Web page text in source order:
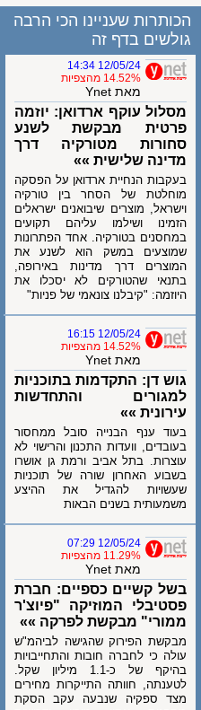
הכותרות שעניינו הכי הרבה
גולשים בדף זה
12/05/24 14:34
14.52% מהצפיות
מאת Ynet
מסלול עוקף ארדואן: יוזמה
פרטית מבקשת לשנע
סחורות מטורקיה דרך
מדינה שלישית »»
בעקבות הנחיית ארדואן על הפסקה
מוחלטת של הסחר בין טורקיה
וישראל, מוצרים שיבואנים ישראלים
הזמינו ושילמו עליהם תקועים
במחסנים בטורקיה. אחד הפתרונות
שמוצעים במשק הוא לשנע את
המוצרים דרך מדינות באירופה,
בתנאי שהטורקים לא יסכלו את
היוזמה: "קיבלנו צונאמי של פניות"
12/05/24 16:15
14.52% מהצפיות
מאת Ynet
גוש דן: התקדמות בתוכניות
למגורים והתחדשות
עירונית »»
בעוד ענף הבנייה סובל ממחסור
בעובדים, וועדות התכנון והרישוי לא
עוצרות. בתל אביב ורמת גן אושרו
בשבוע האחרון שורה של תוכניות
שעשויות להגדיל את ההיצע
משמעותית בשנים הבאות
12/05/24 07:29
11.29% מהצפיות
מאת Ynet
בשל קשיים כספיים: חברת
פסטיבלי המוזיקה "פיוצ'ר
ממורי" מבקשת לפרקה »»
מבקשת הפירוק שהגישה לביהמ"ש
עולה כי לחברה חובות והתחייבויות
בהיקף של כ-1.1 מיליון שקל.
לטענתה, חוותה התייקרות מחירים
מצד ספקיה שנבעה עקב הסקת